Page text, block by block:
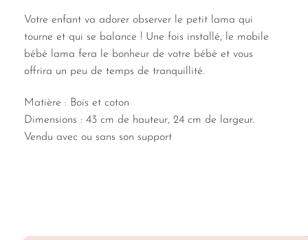
Votre enfant va adorer observer le petit lama qui
tourne et qui se balance ! Une fois installé, le mobile
bébé lama fera le bonheur de votre bébé et vous
offrira un peu de temps de tranquillité.
Matière : Bois et coton
Dimensions : 43 cm de hauteur, 24 cm de largeur.
Vendu avec ou sans son support